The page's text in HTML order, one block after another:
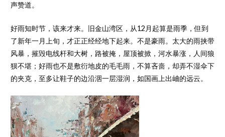
声赞道。
好雨知时节，该来才来。旧金山湾区，从12月起算是雨季，但到
了新年一月上旬，才正正经经地下起来。不是豪雨。太大的雨挟带
风暴，摧毁电线杆和大树，路被掩，屋顶被掀，河水暴涨，人间狼
狈不堪；好雨也不是敷衍地皮的毛毛雨，不算吝啬，却弄不湿伞下
的夹克，至多让鞋子的边沿洇一层湿润，如国画上出岫的远云。